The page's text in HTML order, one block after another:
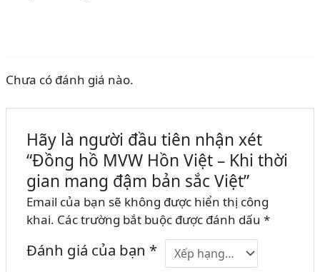
Chưa có đánh giá nào.
Hãy là người đầu tiên nhận xét
“Đồng hồ MVW Hồn Việt – Khi thời
gian mang đậm bản sắc Việt”
Email của bạn sẽ không được hiển thị công
khai. Các trường bắt buộc được đánh dấu*
Đánh giá của bạn *